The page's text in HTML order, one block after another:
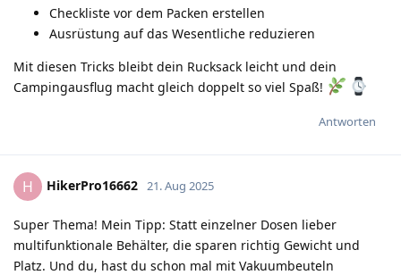
Checkliste vor dem Packen erstellen
Ausrüstung auf das Wesentliche reduzieren
Mit diesen Tricks bleibt dein Rucksack leicht und dein
Campingausflug macht gleich doppelt so viel Spaß!
Antworten
H HikerPro16662 21. Aug 2025
Super Thema! Mein Tipp: Statt einzelner Dosen lieber
multifunktionale Behälter, die sparen richtig Gewicht und
Platz. Und du, hast du schon mal mit Vakuumbeuteln